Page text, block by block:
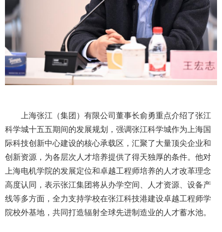
上海张江（集团）有限公司董事长俞勇重点介绍了张江
科学城十五五期间的发展规划，强调张江科学城作为上海国
际科技创新中心建设的核心承载区，汇聚了大量顶尖企业和
创新资源，为各层次人才培养提供了得天独厚的条件。他对
上海电机学院的发展定位和卓越工程师培养的人才改革理念
高度认同，表示张江集团将从办学空间、人才资源、设备产
线等多方面，全力支持学校在张江科技港建设卓越工程师学
院校外基地，共同打造辐射全球先进制造业的人才蓄水池。